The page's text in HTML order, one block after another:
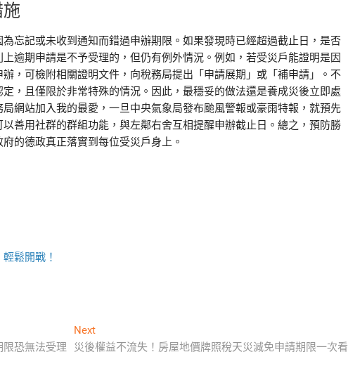
忘記或未收到通知而錯過申辦期限。如果發現時已經超過截止日，是否
逾期申請是不予受理的，但仍有例外情況。例如，若受災戶能證明是因
，可檢附相關證明文件，向稅務局提出「申請展期」或「補申請」。不
，且僅限於非常特殊的情況。因此，最穩妥的做法還是養成災後立即處
網站加入我的最愛，一旦中央氣象局發布颱風警報或豪雨特報，就預先
善用社群的群組功能，與左鄰右舍互相提醒申辦截止日。總之，預防勝
的德政真正落實到每位受災戶身上。
鬆開戰！
恐無法受理
NextNext
post:
災後權益不流失！房屋地價牌照稅天災減免申請期限一次看